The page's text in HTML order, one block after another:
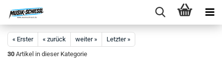
« Erster « zurück weiter »
Letzter »
30 Artikel in dieser Kategorie